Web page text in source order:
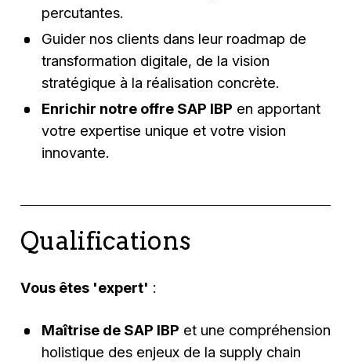
percutantes.
Guider nos clients dans leur roadmap de
transformation digitale, de la vision
stratégique à la réalisation concrète.
Enrichir notre offre SAP IBP en apportant
votre expertise unique et votre vision
innovante.
Qualifications
Vous êtes 'expert' :
Maîtrise de SAP IBP et une compréhension
holistique des enjeux de la supply chain